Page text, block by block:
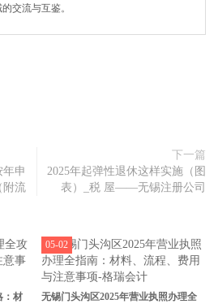
交流与互鉴。
年申
附流
下一篇
2025年起弹性退休这样实施（图
表）_税 屋——无锡注册公司
：材
无锡门头沟区2025年营业执照办理全
05-02